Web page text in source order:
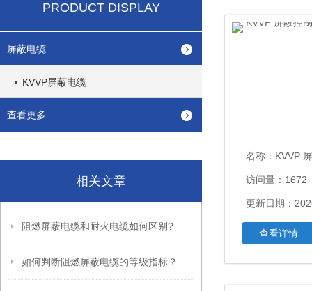
PRODUCT DISPLAY
屏蔽电缆
KVVP屏蔽电缆
查看更多
相关文章
阻燃屏蔽电缆和耐火电缆如何区别?
如何判断阻燃屏蔽电缆的等级指标？
名称： KVVP 屏蔽控
访问量：1672
更新日期：
查看详情